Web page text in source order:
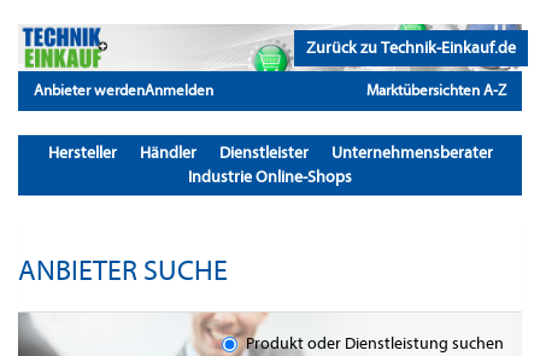
Zurück zu Technik-Einkauf.de
Anbieter werdenAnmelden Marktübersichten A-Z
Hersteller Händler Dienstleister
Unternehmensberater
Industrie Online-Shops
ANBIETER SUCHE
Produkt oder Dienstleistung suchen